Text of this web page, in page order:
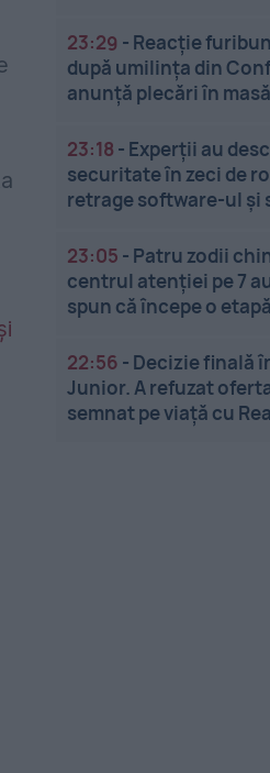
23:29 - Reacție
după umilința din
anunță plecări în
23:18 - Experții au
securitate în zeci de
retrage software-ul și
23:05 - Patru zodii
centrul atenției pe 7
spun că începe o
22:56 - Decizie finală
Junior. A refuzat
semnat pe viață cu